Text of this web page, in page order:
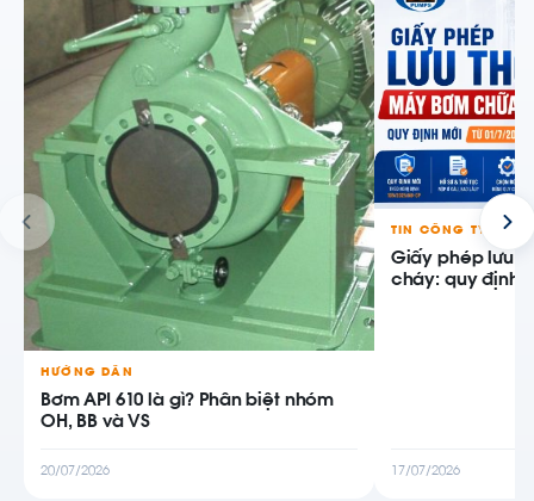
HƯỚNG DẪN
Bơm API 610 là gì? Phân biệt nhóm
OH, BB và VS
20/07/2026
TIN CÔNG TY
Giấy phép lưu
cháy: quy định
17/07/2026